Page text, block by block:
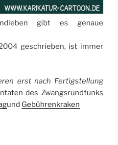
gibt es genaue
geschrieben, ist immer
erst nach Fertigstellung
des Zwangsrundfunks
und Gebührenkraken